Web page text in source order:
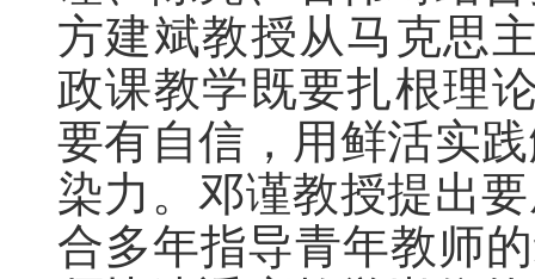
方建斌教授从马克思
政课教学既要扎根理
要有自信，用鲜活实
染力。邓谨教授提出
合多年指导青年教师